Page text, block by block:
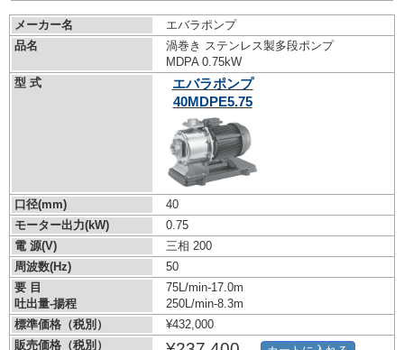
メーカー名
エバラポンプ
品名
渦巻き ステンレス製多段ポンプ
MDPA 0.75kW
型 式
エバラポンプ
40MDPE5.75
口径(mm)
40
モーター出力(kW)
0.75
電 源(V)
三相 200
周波数(Hz)
50
要 目
吐出量-揚程
75L/min-17.0m
250L/min-8.3m
標準価格（税別）
¥432,000
販売価格（税別）